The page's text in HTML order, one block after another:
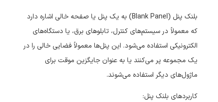
بلنک پنل (Blank Panel) به یک پنل یا صفحه خالی اشاره دارد
که معمولاً در سیستم‌های کنترل، تابلوهای برق، یا دستگاه‌های
الکترونیکی استفاده می‌شود. این پنل‌ها معمولاً فضایی خالی را در
یک مجموعه پر می‌کنند یا به عنوان جایگزین موقت برای
ماژول‌های دیگر استفاده می‌شوند.
کاربردهای بلنک پنل: